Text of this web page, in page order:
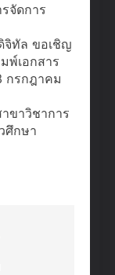
จัดการ
จิทัล ขอเชิญ
พ์เอกสาร
กรกฎาคม
ขาวิชาการ
ศึกษา